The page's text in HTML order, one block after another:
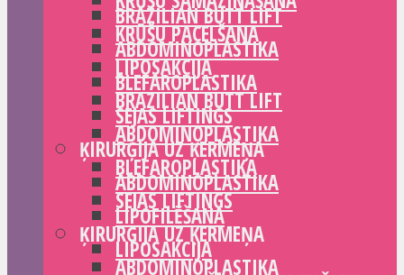
BRAZILIAN BUTT LIFT
ABDOMINOPLASTIKA
BLEFAROPLASTIKA
SEJAS LIFTINGS
ĶIRURĢIJA UZ ĶERMEŅA
ABDOMINOPLASTIKA
LIPOFILĒŠANA
LIPOSAKCIJA
KRŪŠU PACELŠANA
LIPOSAKCIJA
BRAZILIAN BUTT LIFT
ABDOMINOPLASTIKA
BLEFAROPLASTIKA
SEJAS LIFTINGS
ĶIRURĢIJA UZ ĶERMEŅA
ABDOMINOPLASTIKA